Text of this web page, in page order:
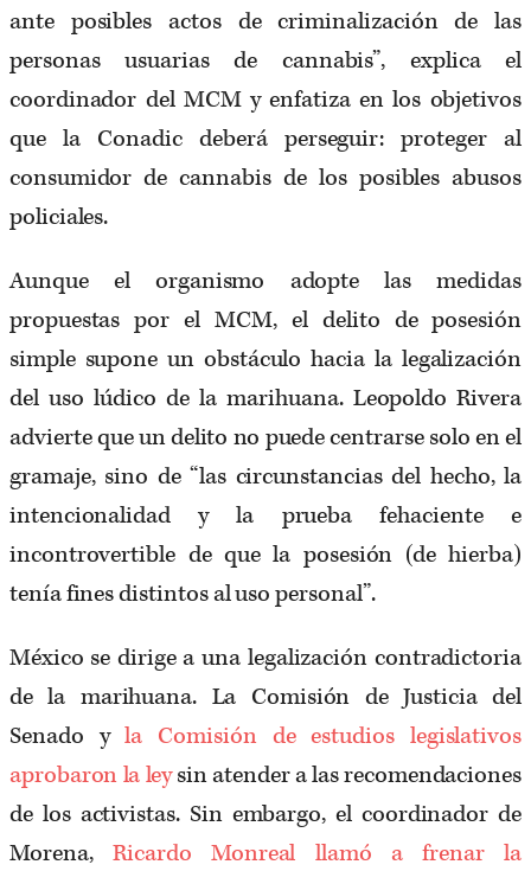
ante posibles actos de criminalización de las
personas usuarias de cannabis”, explica el
coordinador del MCM y enfatiza en los objetivos
que la Conadic deberá perseguir: proteger al
consumidor de cannabis de los posibles abusos
policiales.
Aunque el organismo adopte las medidas
propuestas por el MCM, el delito de posesión
simple supone un obstáculo hacia la legalización
del uso lúdico de la marihuana. Leopoldo Rivera
advierte que un delito no puede centrarse solo en el
gramaje, sino de “las circunstancias del hecho, la
intencionalidad y la prueba fehaciente e
incontrovertible de que la posesión (de hierba)
tenía fines distintos al uso personal”.
México se dirige a una legalización contradictoria
de la marihuana. La Comisión de Justicia del
Senado yla Comisión de estudios legislativos
aprobaron la leysin atender a las recomendaciones
de los activistas. Sin embargo, el coordinador de
Morena, Ricardo Monreal llamó a frenar la